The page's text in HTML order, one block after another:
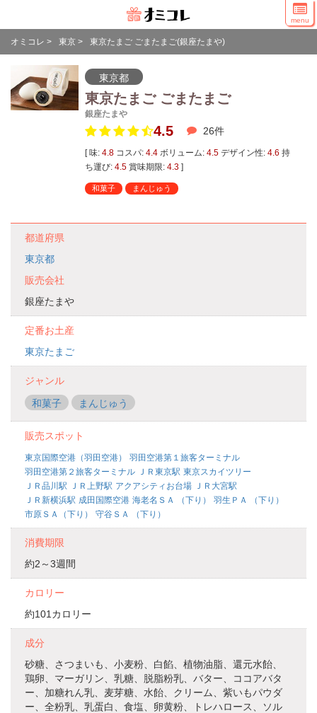
menu
オミコレ > 東京 > 東京たまご ごまたまご(銀座たまや)
東京都
東京たまご ごまたまご
銀座たまや
4.5 26件
[ 味: 4.8コスパ: 4.4ボリューム: 4.5デザイン性: 4.6 持
ち運び: 4.5賞味期限: 4.3]
和菓子 まんじゅう
都道府県
東京都
販売会社
銀座たまや
定番お土産
東京たまご
ジャンル
和菓子
まんじゅう
販売スポット
東京国際空港（羽田空港）
羽田空港第１旅客ターミナル
羽田空港第２旅客ターミナル
ＪＲ東京駅 東京スカイツリー
ＪＲ品川駅
ＪＲ上野駅 アクアシティお台場
ＪＲ大宮駅
ＪＲ新横浜駅 成田国際空港 海老名ＳＡ （下り）
羽生ＰＡ （下り）
市原ＳＡ（下り）
守谷ＳＡ （下り）
消費期限
約2～3週間
カロリー
約101カロリー
成分
砂糖、さつまいも、小麦粉、白餡、植物油脂、還元水飴、
鶏卵、マーガリン、乳糖、脱脂粉乳、バター、ココアバタ
ー、加糖れん乳、麦芽糖、水飴、クリーム、紫いもパウダ
ー、全粉乳、乳蛋白、食塩、卵黄粉、トレハロース、ソル